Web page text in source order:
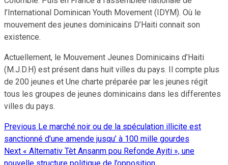
l’International Dominican Youth Movement (IDYM). Où le
mouvement des jeunes dominicains D’Haiti connait son
existence.
Actuellement, le Mouvement Jeunes Dominicains d’Haiti
(M.J.D.H) est présent dans huit villes du pays. Il compte plus
de 200 jeunes et Une charte préparée par les jeunes régit
tous les groupes de jeunes dominicains dans les differentes
villes du pays.
Continue
Reading
Previous Le marché noir ou de la spéculation illicite est
sanctionné d’une amende jusqu’ à 100 mille gourdes
Next « Alternativ Tèt Ansanm pou Refonde Ayiti », une